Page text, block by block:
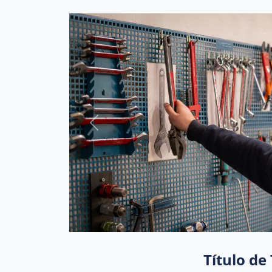
Previous
Título de